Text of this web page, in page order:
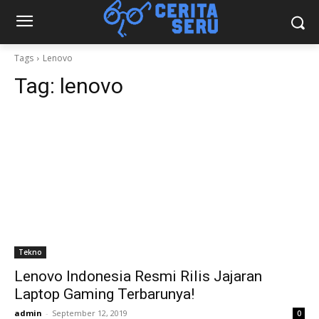
Tags Lenovo
Tag: lenovo
Tekno
Lenovo Indonesia Resmi Rilis Jajaran
Laptop Gaming Terbarunya!
admin - September 12, 2019 0